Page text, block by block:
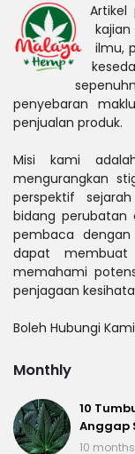
Artikel
ilmu,
penyebaran
penjualan produk.
Misi kami
mengurangkan
perspektif
bidang perubatan
pembaca
dapat
memahami
penjagaan
Boleh Hubungi
Monthly
10
Anggap
10